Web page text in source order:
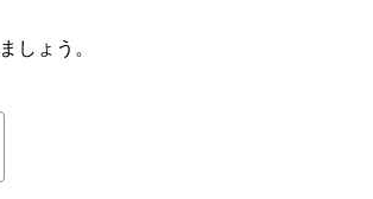
しょう。